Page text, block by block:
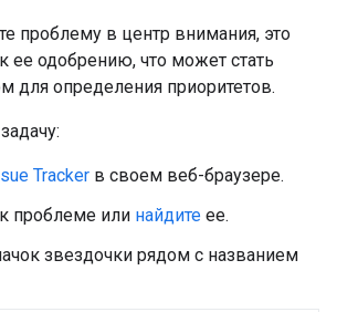
проблему в центр внимания, это
ее одобрению, что может стать
для определения приоритетов.
Tracker в своем веб-браузере.
проблеме или найдите ее.
звездочки рядом с названием